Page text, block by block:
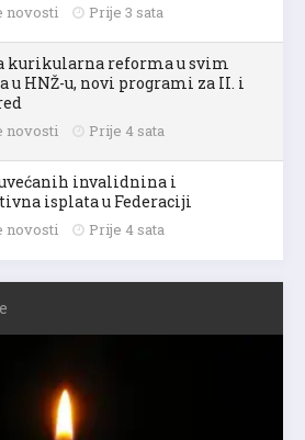
novosti Prije 3 sata
kurikularna reforma u svim
u HNŽ-u, novi programi za II. i
novosti Prije 4 sata
invalidnina i
isplata u Federaciji
novosti Prije 4 sata